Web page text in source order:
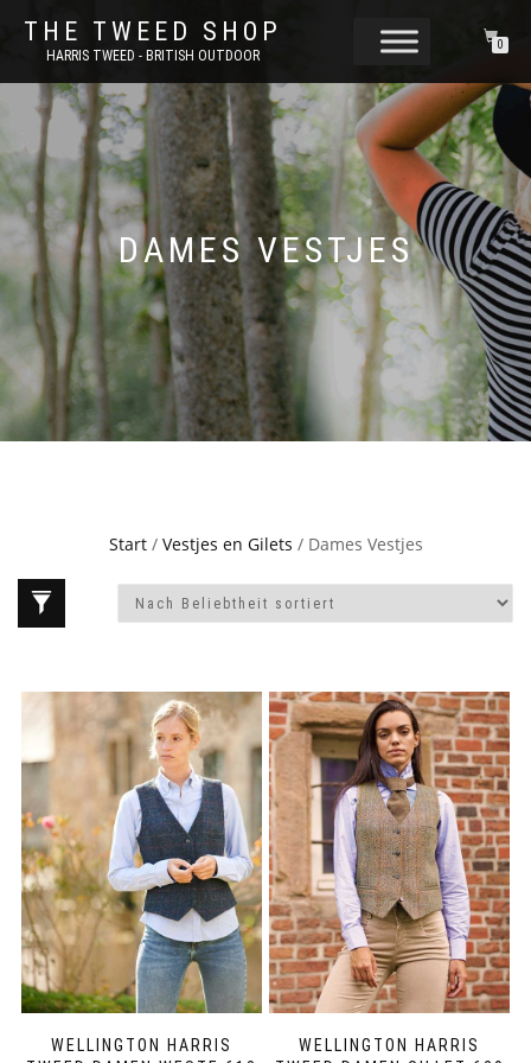
THE TWEED SHOP
HARRIS TWEED - BRITISH OUTDOOR
0
DAMES VESTJES
Start/ Vestjes en Gilets / Dames Vestjes
WELLINGTON HARRIS
WELLINGTON HARRIS